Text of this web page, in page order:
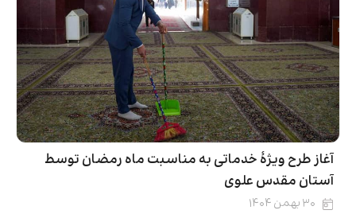
آغاز طرح ویژۀ خدماتی به مناسبت ماه رمضان توسط
آستان مقدس علوی
۳۰ بهمن ۱۴۰۴